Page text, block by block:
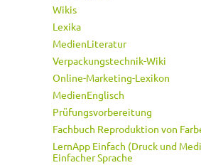
Wikis
Lexika
MedienLiteratur
Verpackungstechnik-Wiki
Online-Marketing-Lexikon
MedienEnglisch
Prüfungsvorbereitung
Fachbuch Reproduktion von
LernApp Einfach (Druck und
Einfacher Sprache